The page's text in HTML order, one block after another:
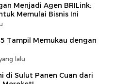
Menjadi Agen BRILink:
Memulai Bisnis Ini
Tampil Memukau dengan
lalu
di Sulut Panen Cuan dari